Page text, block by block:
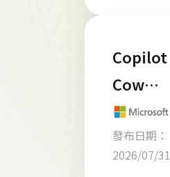
業應留
意 300
席位上
限規範
Copilot
Cowor
k 怎麼
計費？
企業導
發布日期：
2026/07/31